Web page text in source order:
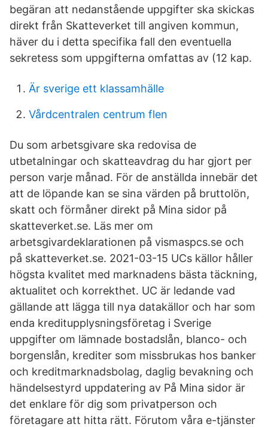
begäran att nedanstående uppgifter ska skickas
direkt från Skatteverket till angiven kommun,
häver du i detta specifika fall den eventuella
sekretess som uppgifterna omfattas av (12 kap.
Är sverige ett klassamhälle
Vårdcentralen centrum flen
Du som arbetsgivare ska redovisa de
utbetalningar och skatteavdrag du har gjort per
person varje månad. För de anställda innebär det
att de löpande kan se sina värden på bruttolön,
skatt och förmåner direkt på Mina sidor på
skatteverket.se. Läs mer om
arbetsgivardeklarationen på vismaspcs.se och
på skatteverket.se. 2021-03-15 UCs källor håller
högsta kvalitet med marknadens bästa täckning,
aktualitet och korrekthet. UC är ledande vad
gällande att lägga till nya datakällor och har som
enda kreditupplysningsföretag i Sverige
uppgifter om lämnade bostadslån, blanco- och
borgenslån, krediter som missbrukas hos banker
och kreditmarknadsbolag, daglig bevakning och
händelsestyrd uppdatering av På Mina sidor är
det enklare för dig som privatperson och
företagare att hitta rätt. Förutom våra e-tjänster